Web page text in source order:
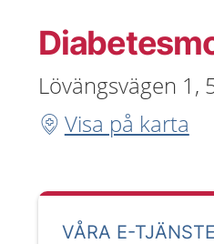
Lövängsvägen 1,
Visa på karta
VÅRA E-